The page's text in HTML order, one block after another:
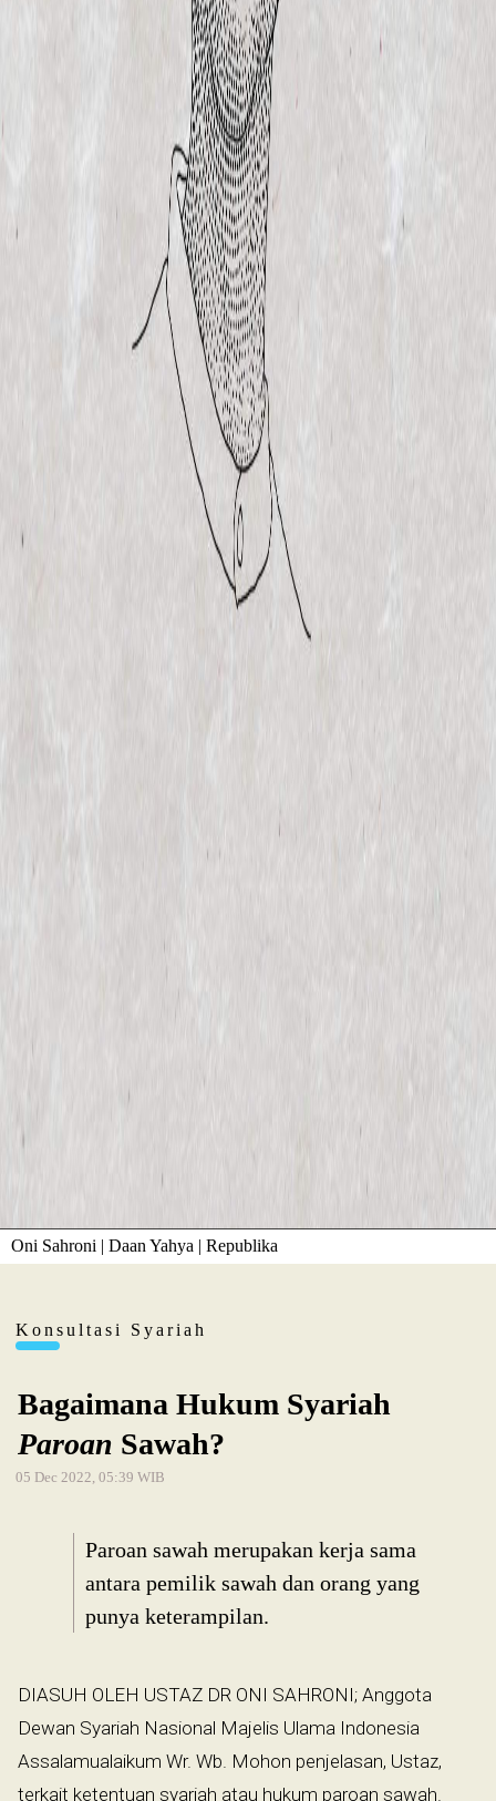
Oni Sahroni | Daan Yahya | Republika
Konsultasi Syariah
Bagaimana Hukum Syariah
Paroan Sawah?
05 Dec 2022, 05:39 WIB
Paroan sawah merupakan kerja sama
antara pemilik sawah dan orang yang
punya keterampilan.
DIASUH OLEH USTAZ DR ONI SAHRONI; Anggota
Dewan Syariah Nasional Majelis Ulama Indonesia
Assalamualaikum Wr. Wb. Mohon penjelasan, Ustaz,
terkait ketentuan syariah atau hukum paroan sawah.